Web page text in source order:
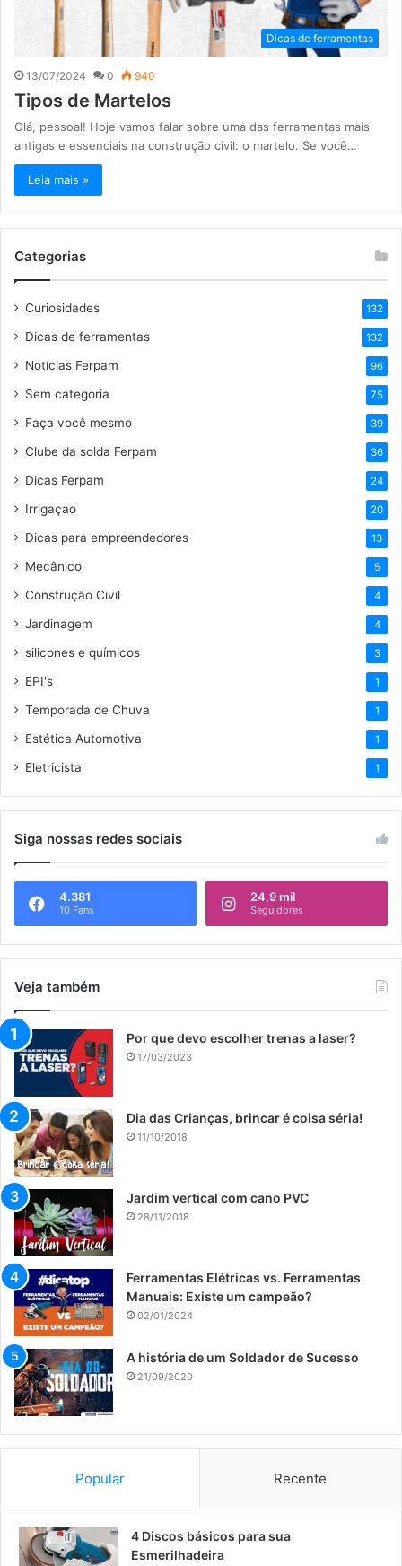
Dicas de ferramentas
13/07/2024 0 940
Tipos de Martelos
Olá, pessoal! Hoje vamos falar sobre uma das ferramentas mais
antigas e essenciais na construção civil: o martelo. Se você…
Leia mais »
Categorias
Curiosidades 132
Dicas de ferramentas 132
Notícias Ferpam 96
Sem categoria 75
Faça você mesmo 39
Clube da solda Ferpam 36
Dicas Ferpam 24
Irrigaçao 20
Dicas para empreendedores 13
Mecânico 5
Construção Civil 4
Jardinagem 4
silicones e químicos 3
EPI's 1
Temporada de Chuva 1
Estética Automotiva 1
Eletricista 1
Siga nossas redes sociais
4.381
10 Fans
24,9 mil
Seguidores
Veja também
Por que devo escolher trenas a laser?
17/03/2023
Dia das Crianças, brincar é coisa séria!
11/10/2018
Jardim vertical com cano PVC
28/11/2018
Ferramentas Elétricas vs. Ferramentas
Manuais: Existe um campeão?
02/01/2024
A história de um Soldador de Sucesso
21/09/2020
Popular Recente
​4 Discos básicos para sua
Esmerilhadeira